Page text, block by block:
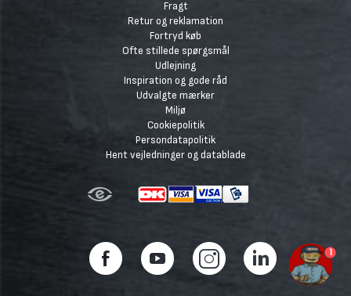
Fragt
Retur og reklamation
Fortryd køb
Ofte stillede spørgsmål
Udlejning
Inspiration og gode råd
Udvalgte mærker
Miljø
Cookiepolitik
Persondatapolitik
Hent vejledninger og datablade
1